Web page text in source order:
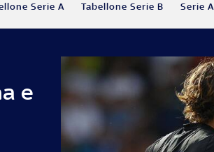
Serie A Tabellone Serie B Serie A
e